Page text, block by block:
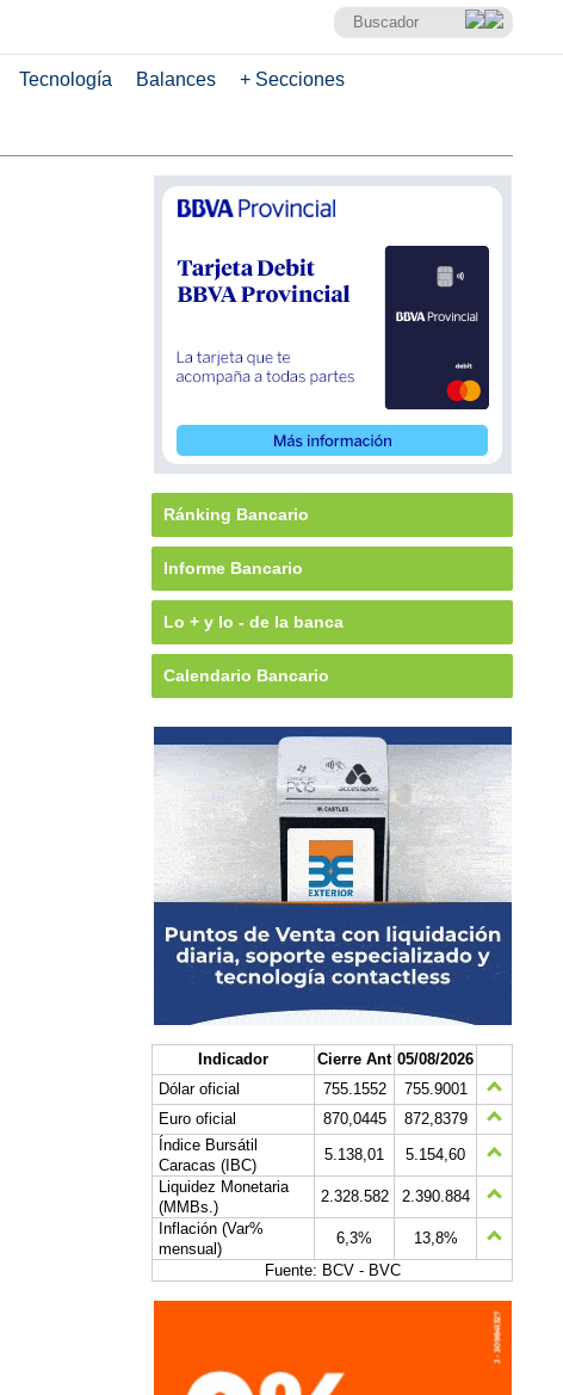
Tecnología Balances + Secciones
Ránking Bancario
Informe Bancario
Lo + y lo - de la banca
Calendario Bancario
Indicador Cierre Ant 05/08/2026
Dólar oficial
755.1552
755.9001
Euro oficial
870,0445
872,8379
Índice Bursátil
Caracas (IBC)
5.138,01
5.154,60
Liquidez Monetaria
(MMBs.)
2.328.582
2.390.884
Inflación (Var%
mensual)
6,3%
13,8%
Fuente: BCV - BVC